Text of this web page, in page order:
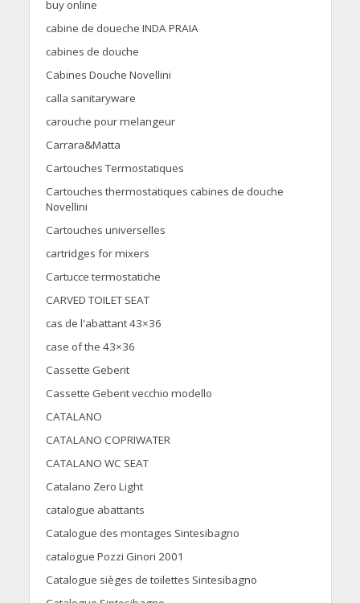
buy online
cabine de doueche INDA PRAIA
cabines de douche
Cabines Douche Novellini
calla sanitaryware
carouche pour melangeur
Carrara&Matta
Cartouches Termostatiques
Cartouches thermostatiques cabines de douche
Novellini
Cartouches universelles
cartridges for mixers
Cartucce termostatiche
CARVED TOILET SEAT
cas de l'abattant 43×36
case of the 43×36
Cassette Geberit
Cassette Geberit vecchio modello
CATALANO
CATALANO COPRIWATER
CATALANO WC SEAT
Catalano Zero Light
catalogue abattants
Catalogue des montages Sintesibagno
catalogue Pozzi Ginori 2001
Catalogue sièges de toilettes Sintesibagno